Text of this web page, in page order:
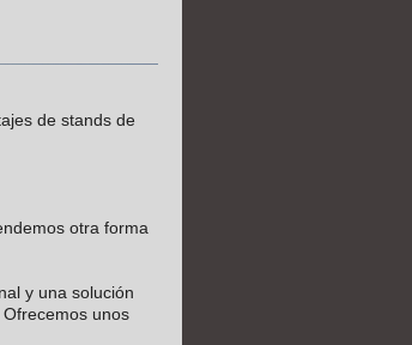
de stands de
otra forma
y una solución
unos